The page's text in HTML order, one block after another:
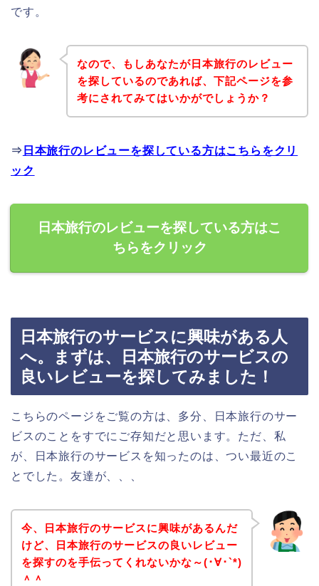
です。
なので、もしあなたが日本旅行のレビュー
を探しているのであれば、下記ページを参
考にされてみてはいかがでしょうか？
⇒ 日本旅行のレビューを探している方はこちらをクリ
ック
日本旅行のレビューを探している方はこ
ちらをクリック
日本旅行のサービスに興味がある人
へ。まずは、日本旅行のサービスの
良いレビューを探してみました！
こちらのページをご覧の方は、多分、日本旅行のサー
ビスのことをすでにご存知だと思います。ただ、私
が、日本旅行のサービスを知ったのは、つい最近のこ
とでした。友達が、、、
今、日本旅行のサービスに興味があるんだ
けど、日本旅行のサービスの良いレビュー
を探すのを手伝ってくれないかな～(･∀･`*)
＾＾